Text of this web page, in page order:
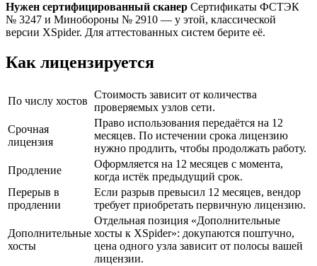
Нужен сертифицированный сканер Сертификаты ФСТЭК
№ 3247 и Минобороны № 2910 — у этой, классической
версии XSpider. Для аттестованных систем берите её.
Как лицензируется
По числу хостов
Стоимость зависит от количества
проверяемых узлов сети.
Срочная
лицензия
Право использования передаётся на 12
месяцев. По истечении срока лицензию
нужно продлить, чтобы продолжать работу.
Продление
Оформляется на 12 месяцев с момента,
когда истёк предыдущий срок.
Перерыв в
продлении
Если разрыв превысил 12 месяцев, вендор
требует приобретать первичную лицензию.
Дополнительные
хосты
Отдельная позиция «Дополнительные
хосты к XSpider»: докупаются поштучно,
цена одного узла зависит от полосы вашей
лицензии.